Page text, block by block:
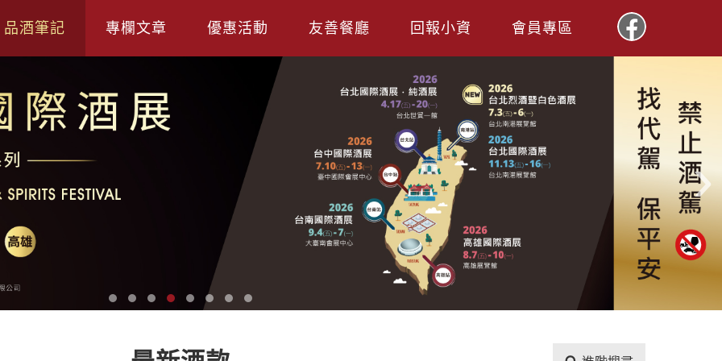
品酒筆記 專欄文章 優惠活動 友善餐廳 回報小資 會員專區
›